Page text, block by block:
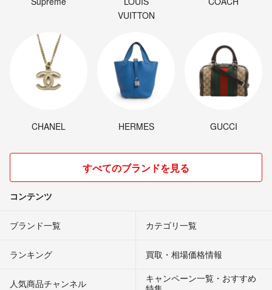
VUITTON
CHANEL HERMES GUCCI
すべてのブランドを見る
コンテンツ
ブランド一覧 カテゴリ一覧
ランキング 買取・相場価格情報
人気商品チャンネル
キャンペーン一覧・おすすめ